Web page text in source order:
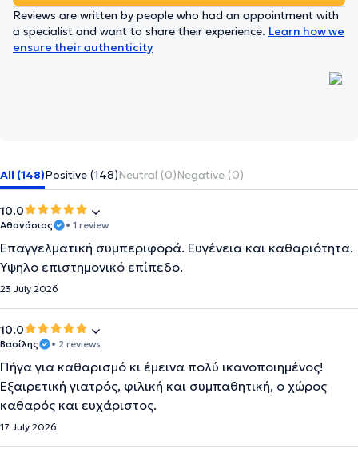
Reviews are written by people who had an appointment with
a specialist and want to share their experience. Learn how we
ensure their authenticity
All (148)Positive (148)Neutral (0)Negative (0)
10.0
Αθανάσιος • 1 review
Επαγγελματική συμπεριφορά. Ευγένεια και καθαριότητα.
Υψηλο επιστημονικό επίπεδο.
23 July 2026
10.0
Βασίλης • 2 reviews
Πήγα για καθαρισμό κι έμεινα πολύ ικανοποιημένος!
Εξαιρετική γιατρός, φιλική και συμπαθητική, ο χώρος
καθαρός και ευχάριστος.
17 July 2026